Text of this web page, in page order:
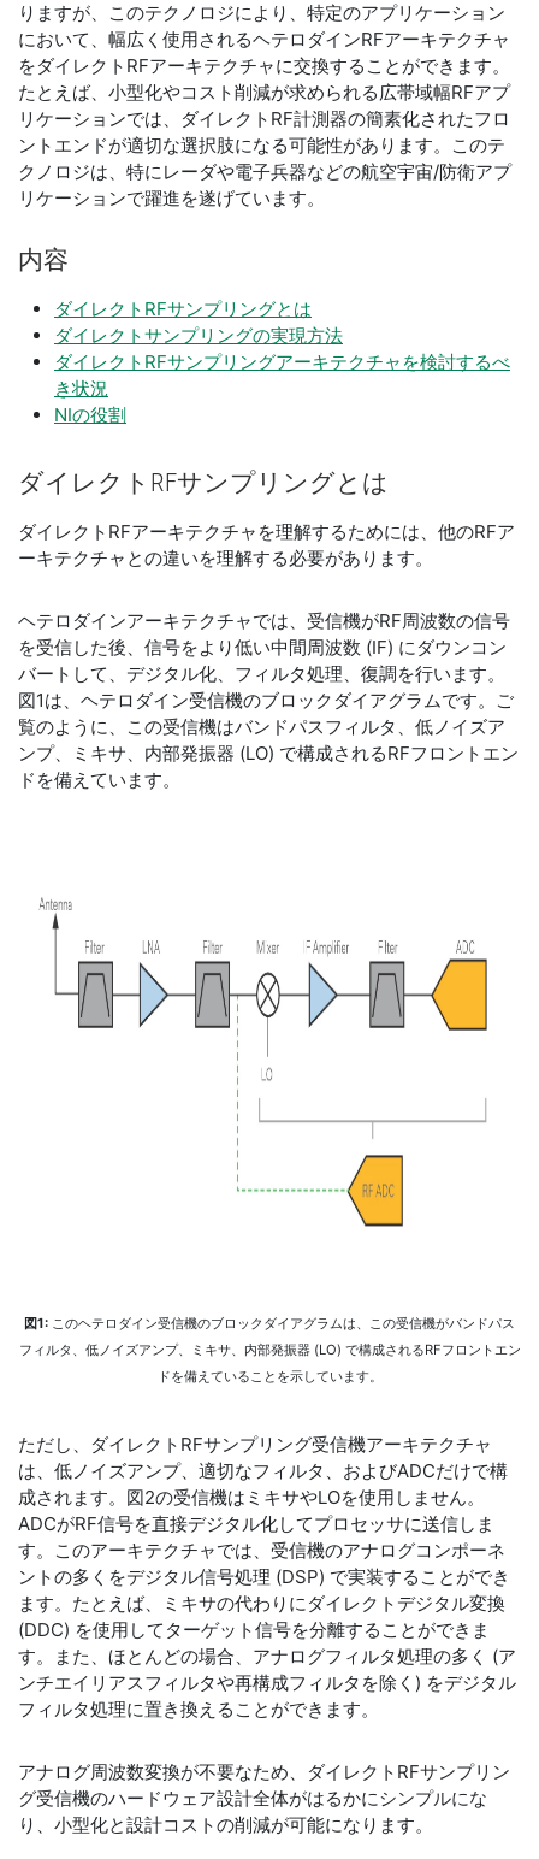
りますが、このテクノロジにより、特定のアプリケーション
において、幅広く使用されるヘテロダインRFアーキテクチャ
をダイレクトRFアーキテクチャに交換することができます。
たとえば、小型化やコスト削減が求められる広帯域幅RFアプ
リケーションでは、ダイレクトRF計測器の簡素化されたフロ
ントエンドが適切な選択肢になる可能性があります。このテ
クノロジは、特にレーダや電子兵器などの航空宇宙/防衛アプ
リケーションで躍進を遂げています。
内容
ダイレクトRFサンプリングとは
ダイレクトサンプリングの実現方法
ダイレクトRFサンプリングアーキテクチャを検討するべ
き状況
NIの役割
ダイレクト RFサンプリングとは
ダイレクトRFアーキテクチャを理解するためには、他のRFア
ーキテクチャとの違いを理解する必要があります。
ヘテロダインアーキテクチャでは、受信機がRF周波数の信号
を受信した後、信号をより低い中間周波数 (IF) にダウンコン
バートして、デジタル化、フィルタ処理、復調を行います。
図1は、ヘテロダイン受信機のブロックダイアグラムです。ご
覧のように、この受信機はバンドパスフィルタ、低ノイズア
ンプ、ミキサ、内部発振器 (LO) で構成されるRFフロントエン
ドを備えています。
図1: このヘテロダイン受信機のブロックダイアグラムは、この受信機がバンドパス
フィルタ、低ノイズアンプ、ミキサ、内部発振器 (LO) で構成されるRFフロントエン
ドを備えていることを示しています。
ただし、ダイレクトRFサンプリング受信機アーキテクチャ
は、低ノイズアンプ、適切なフィルタ、およびADCだけで構
成されます。図2の受信機はミキサやLOを使用しません。
ADCがRF信号を直接デジタル化してプロセッサに送信しま
す。このアーキテクチャでは、受信機のアナログコンポーネ
ントの多くをデジタル信号処理 (DSP) で実装することができ
ます。たとえば、ミキサの代わりにダイレクトデジタル変換
(DDC) を使用してターゲット信号を分離することができま
す。また、ほとんどの場合、アナログフィルタ処理の多く (ア
ンチエイリアスフィルタや再構成フィルタを除く) をデジタル
フィルタ処理に置き換えることができます。
アナログ周波数変換が不要なため、ダイレクトRFサンプリン
グ受信機のハードウェア設計全体がはるかにシンプルにな
り、小型化と設計コストの削減が可能になります。